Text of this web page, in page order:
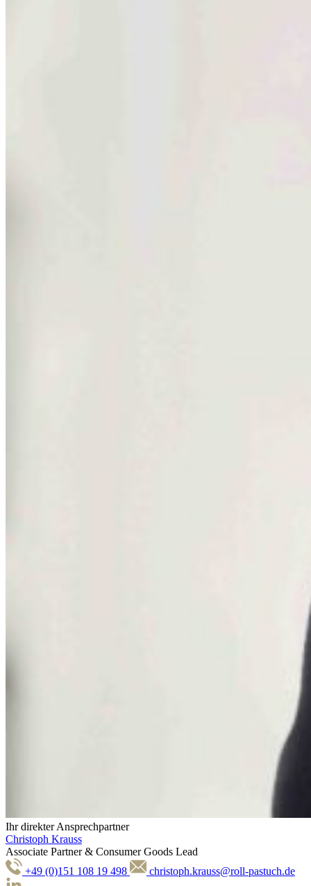
Ihr direkter Ansprechpartner
Christoph Krauss
Associate Partner & Consumer Goods Lead
+49 (0)151 108 19 498
christoph.krauss@roll-pastuch.de